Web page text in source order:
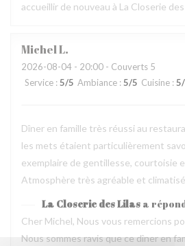
accueillir de nouveau à La Closerie des
MichelL
2026-08-04 - 20:00 - Couverts 5
Service : 5/5 Ambiance : 5/5 Cuisine : 5
Dîner en famille très réussi au
les mets étaient particulièrement
exemplaire de gentillesse, courtoisie
Atmosphère très agréable et
La Closerie des Lilas a
Cher Michel, Nous vous remercions
Nous sommes ravis que ce dîner en